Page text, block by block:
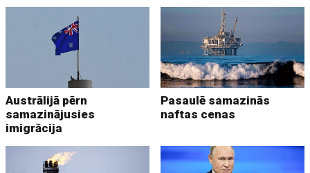
Austrālijā pērn
samazinājusies
imigrācija
Pasaulē samazinās
naftas cenas